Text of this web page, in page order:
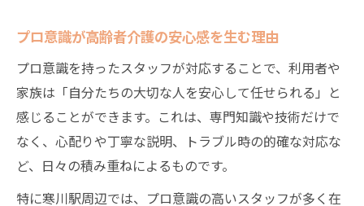
プロ意識が高齢者介護の安心感を生む理由
プロ意識を持ったスタッフが対応することで、利用者や
家族は「自分たちの大切な人を安心して任せられる」と
感じることができます。これは、専門知識や技術だけで
なく、心配りや丁寧な説明、トラブル時の的確な対応な
ど、日々の積み重ねによるものです。
特に寒川駅周辺では、プロ意識の高いスタッフが多く在